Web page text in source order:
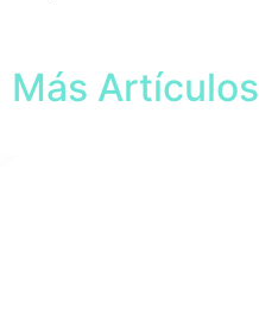
Más Artículos